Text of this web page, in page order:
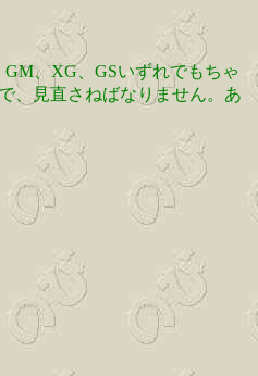
、XG、GSいずれでもちゃ
、見直さねばなりません。あ